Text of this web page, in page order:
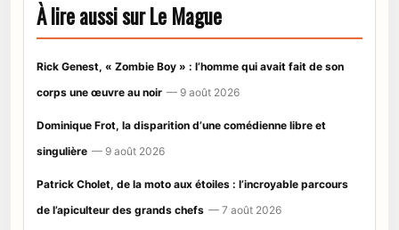
À lire aussi sur Le Mague
Rick Genest, « Zombie Boy » : l’homme qui avait fait de son
corps une œuvre au noir — 9 août 2026
Dominique Frot, la disparition d’une comédienne libre et
singulière — 9 août 2026
Patrick Cholet, de la moto aux étoiles : l’incroyable parcours
de l’apiculteur des grands chefs — 7 août 2026